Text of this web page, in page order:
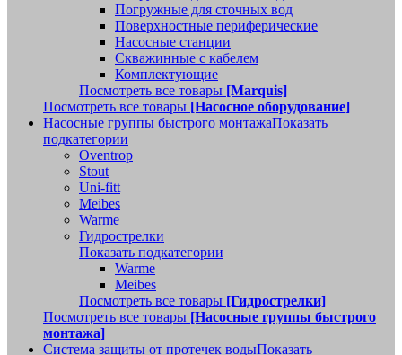
Погружные для сточных вод
Поверхностные периферические
Насосные станции
Скважинные с кабелем
Комплектующие
Посмотреть все товары [Marquis]
Посмотреть все товары [Насосное оборудование]
Насосные группы быстрого монтажаПоказать
подкатегории
Oventrop
Stout
Uni-fitt
Meibes
Warme
Гидрострелки
Показать подкатегории
Warme
Meibes
Посмотреть все товары [Гидрострелки]
Посмотреть все товары [Насосные группы быстрого
монтажа]
Система защиты от протечек водыПоказать